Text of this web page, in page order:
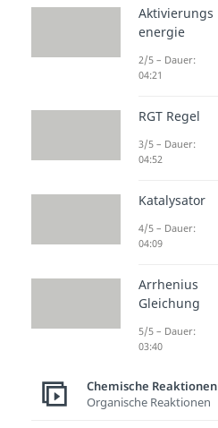
Aktivierungs
energie
2/5 – Dauer:
04:21
RGT Regel
3/5 – Dauer:
04:52
Katalysator
4/5 – Dauer:
04:09
Arrhenius
Gleichung
5/5 – Dauer:
03:40
Chemische Reaktionen
Organische Reaktionen